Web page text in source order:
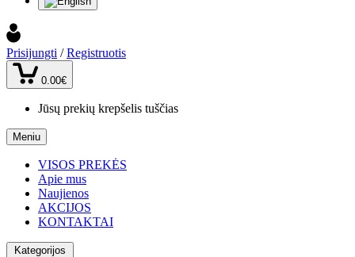
Prisijungti / Registruotis
0.00€
Jūsų prekių krepšelis tuščias
Meniu
VISOS PREKĖS
Apie mus
Naujienos
AKCIJOS
KONTAKTAI
Kategorijos